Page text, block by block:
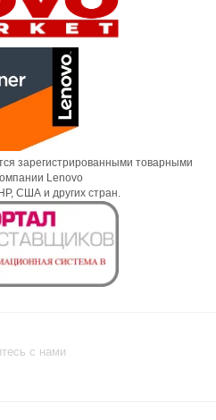
зарегистрированными товарными
Lenovo
США и других стран.
с нами